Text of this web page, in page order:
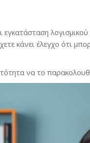
εγκατάσταση
κάνει έλεγχο ότι
να το